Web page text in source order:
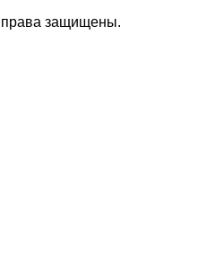
защищены.